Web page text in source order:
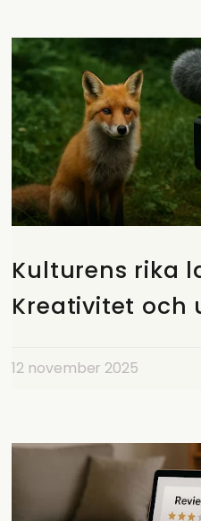
Kulturens rika
Kreativitet och
12 november 2025